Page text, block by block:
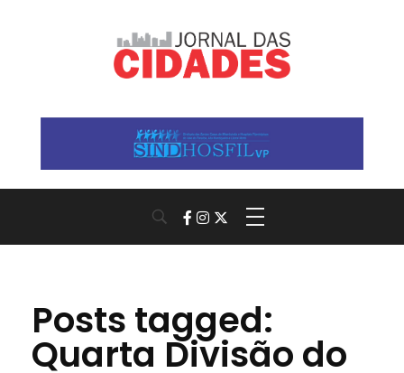
Posts tagged:
Quarta Divisão do